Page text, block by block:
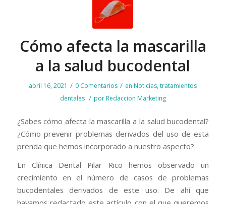
Cómo afecta la mascarilla
a la salud bucodental
abril 16, 2021 / 0 Comentarios / en Noticias,tratamientos
dentales / por Redaccion Marketing
¿Sabes cómo afecta la mascarilla a la salud bucodental?
¿Cómo prevenir problemas derivados del uso de esta
prenda que hemos incorporado a nuestro aspecto?
En Clínica Dental Pilar Rico hemos observado un
crecimiento en el número de casos de problemas
bucodentales derivados de este uso. De ahí que